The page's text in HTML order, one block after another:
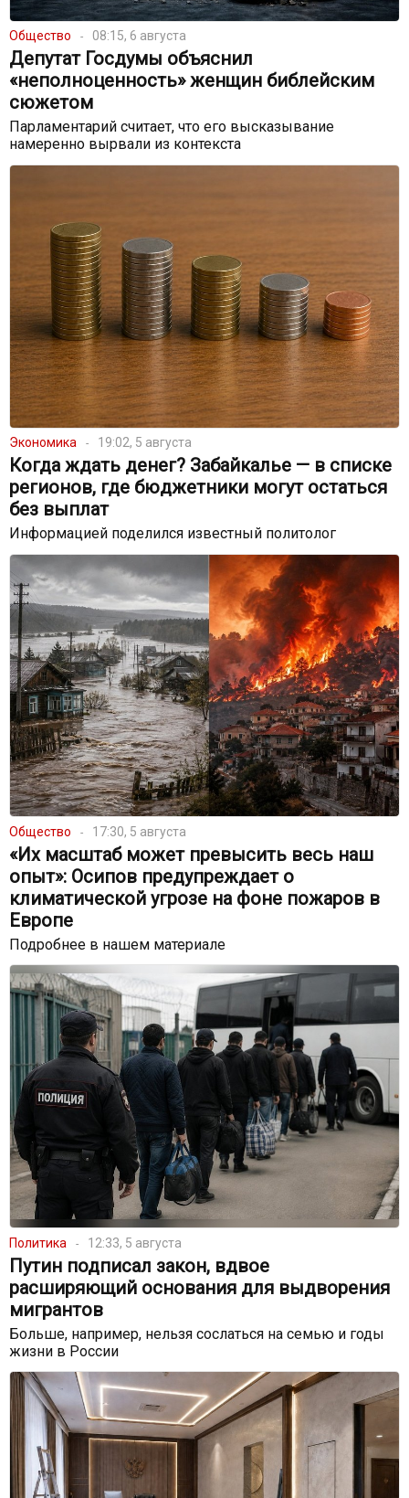
Общество 08:15, 6 августа
Депутат Госдумы объяснил
«неполноценность» женщин библейским
сюжетом
Парламентарий считает, что его высказывание
намеренно вырвали из контекста
Экономика 19:02, 5 августа
Когда ждать денег? Забайкалье — в списке
регионов, где бюджетники могут остаться
без выплат
Информацией поделился известный политолог
Общество 17:30, 5 августа
«Их масштаб может превысить весь наш
опыт»: Осипов предупреждает о
климатической угрозе на фоне пожаров в
Европе
Подробнее в нашем материале
Политика 12:33, 5 августа
Путин подписал закон, вдвое
расширяющий основания для выдворения
мигрантов
Больше, например, нельзя сослаться на семью и годы
жизни в России